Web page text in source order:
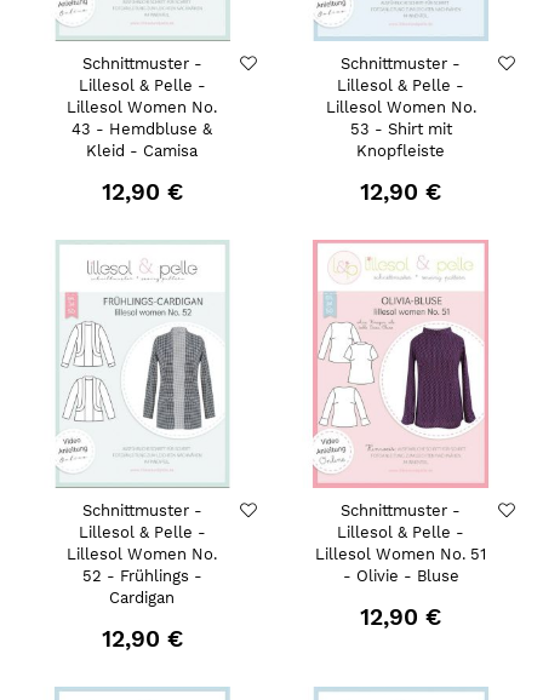
Schnittmuster -
Lillesol & Pelle -
Lillesol Women No.
43 - Hemdbluse &
Kleid - Camisa
12,90 €
Schnittmuster -
Lillesol & Pelle -
Lillesol Women No.
53 - Shirt mit
Knopfleiste
12,90 €
Schnittmuster -
Lillesol & Pelle -
Lillesol Women No.
52 - Frühlings -
Cardigan
12,90 €
Schnittmuster -
Lillesol & Pelle -
Lillesol Women No. 51
- Olivie - Bluse
12,90 €